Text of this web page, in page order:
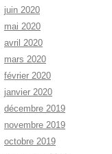
juin 2020
mai 2020
avril 2020
mars 2020
février 2020
janvier 2020
décembre 2019
novembre 2019
octobre 2019